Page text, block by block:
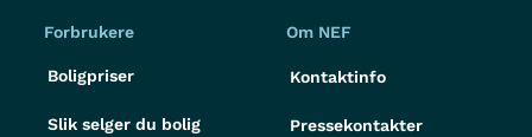
Forbrukere
Boligpriser
Slik selger du bolig
Om NEF
Kontaktinfo
Pressekontakter